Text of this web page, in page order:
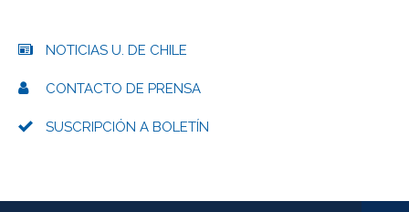
NOTICIAS U. DE CHILE
CONTACTO DE PRENSA
SUSCRIPCIÓN A BOLETÍN